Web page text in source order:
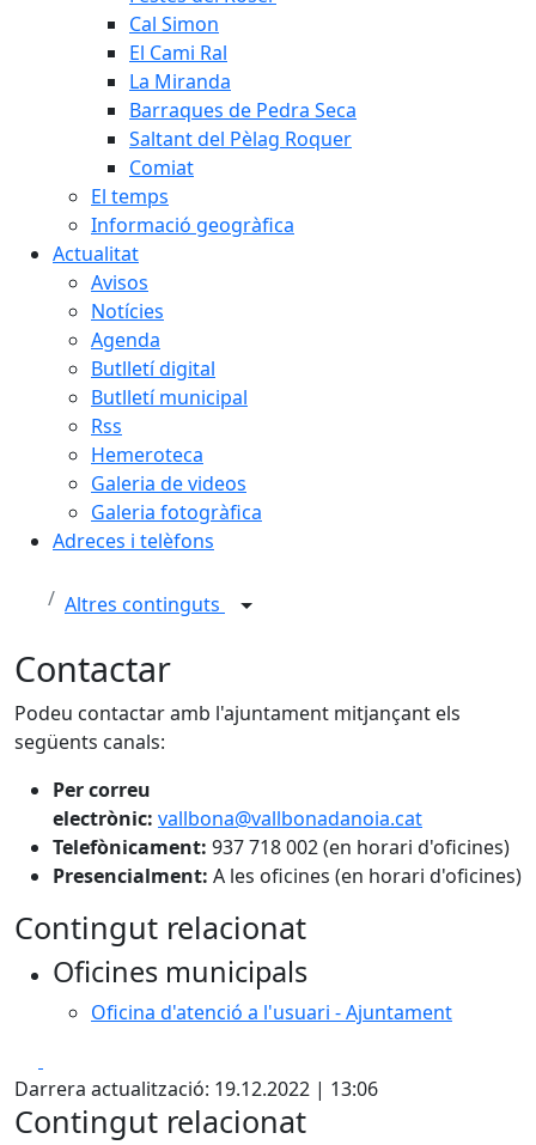
Cal Simon
El Cami Ral
La Miranda
Barraques de Pedra Seca
Saltant del Pèlag Roquer
Comiat
El temps
Informació geogràfica
Actualitat
Avisos
Notícies
Agenda
Butlletí digital
Butlletí municipal
Rss
Hemeroteca
Galeria de videos
Galeria fotogràfica
Adreces i telèfons
Altres continguts
Contactar
Podeu contactar amb l'ajuntament mitjançant els
següents canals:
Per correu
electrònic: vallbona@vallbonadanoia.cat
Telefònicament: 937 718 002 (en horari d'oficines)
Presencialment: A les oficines (en horari d'oficines)
Contingut relacionat
Oficines municipals
Oficina d'atenció a l'usuari - Ajuntament
Darrera actualització: 19.12.2022 | 13:06
Contingut relacionat